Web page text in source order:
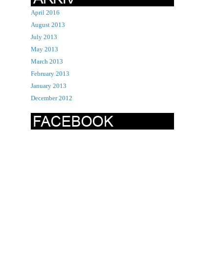
April 2016
August 2013
July 2013
May 2013
March 2013
February 2013
January 2013
December 2012